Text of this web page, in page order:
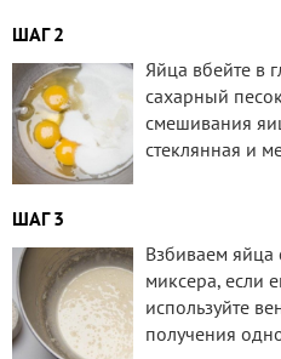
ШАГ 2
Яйца вбейте в
сахарный
смешивания
стеклянная и
ШАГ 3
Взбиваем
миксера, если
используйте
получения